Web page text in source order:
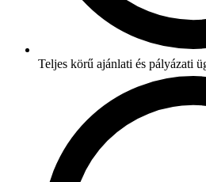
Teljes körű ajánlati és pályázati